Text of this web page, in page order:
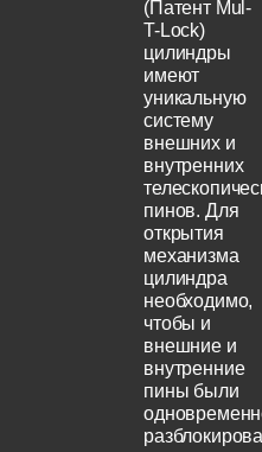
(Патент Mul-
T-Lock)
цилиндры
имеют
уникальную
систему
внешних и
внутренних
пинов. Для
открытия
механизма
цилиндра
необходимо,
чтобы и
внешние и
внутренние
пины были